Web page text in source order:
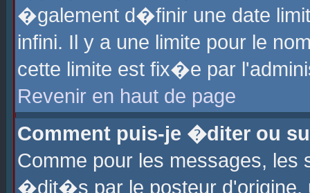
�galement d�finir une date
infini. Il y a une limite pour le
cette limite est fix�e par
Revenir en haut de page
Comment puis-je �diter ou
Comme pour les messages,
�dit�s par le posteur d'origine,